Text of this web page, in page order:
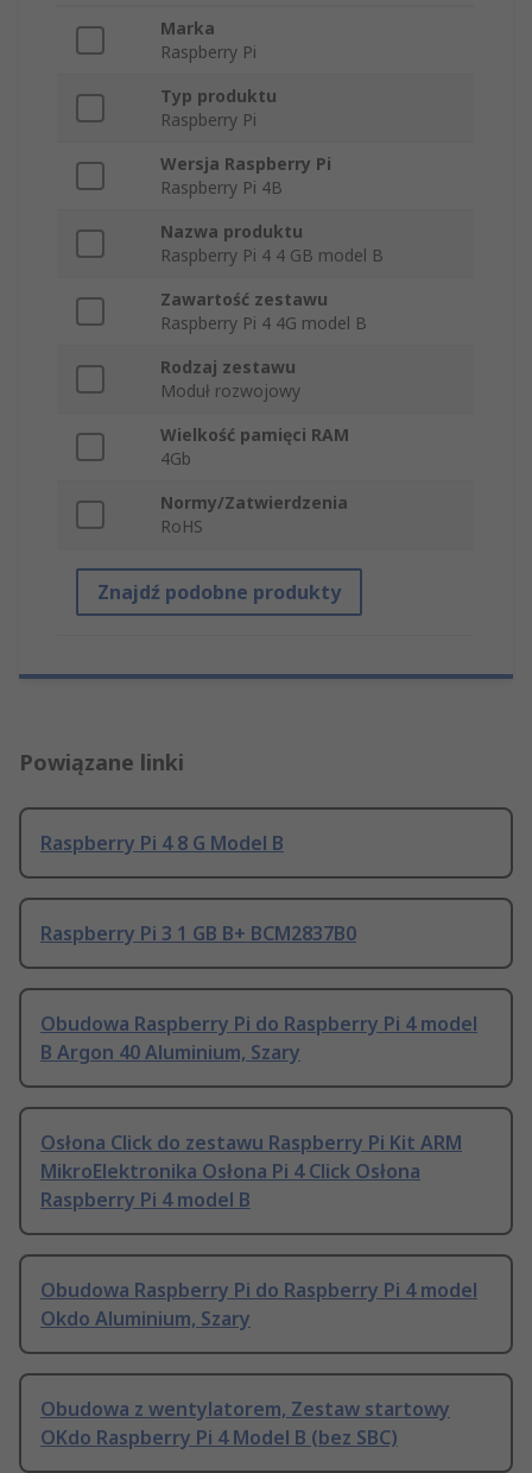
Marka
Raspberry Pi
Typ produktu
Raspberry Pi
Wersja Raspberry Pi
Raspberry Pi 4B
Nazwa produktu
Raspberry Pi 4 4 GB model B
Zawartość zestawu
Raspberry Pi 4 4G model B
Rodzaj zestawu
Moduł rozwojowy
Wielkość pamięci RAM
4Gb
Normy/Zatwierdzenia
RoHS
Znajdź podobne produkty
Powiązane linki
Raspberry Pi 4 8 G Model B
Raspberry Pi 3 1 GB B+ BCM2837B0
Obudowa Raspberry Pi do Raspberry Pi 4 model
B Argon 40 Aluminium, Szary
Osłona Click do zestawu Raspberry Pi Kit ARM
MikroElektronika Osłona Pi 4 Click Osłona
Raspberry Pi 4 model B
Obudowa Raspberry Pi do Raspberry Pi 4 model
Okdo Aluminium, Szary
Obudowa z wentylatorem, Zestaw startowy
OKdo Raspberry Pi 4 Model B (bez SBC)